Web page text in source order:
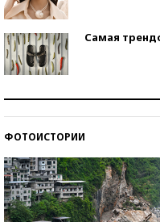
Самая
ФОТОИСТОРИИ